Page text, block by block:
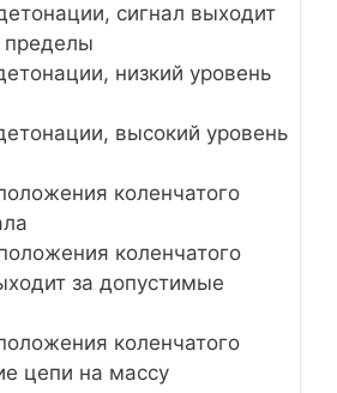
сигнал выходит
пределы
низкий уровень
высокий уровень
коленчатого
коленчатого
за допустимые
коленчатого
цепи на массу